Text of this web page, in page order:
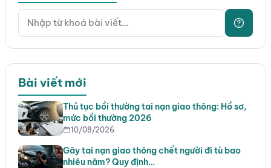
Bài viết mới
Thủ tục bồi thường tai nạn giao thông: Hồ sơ,
mức bồi thường 2026
10/08/2026
Gây tai nạn giao thông chết người đi tù bao
nhiêu năm? Quy định…